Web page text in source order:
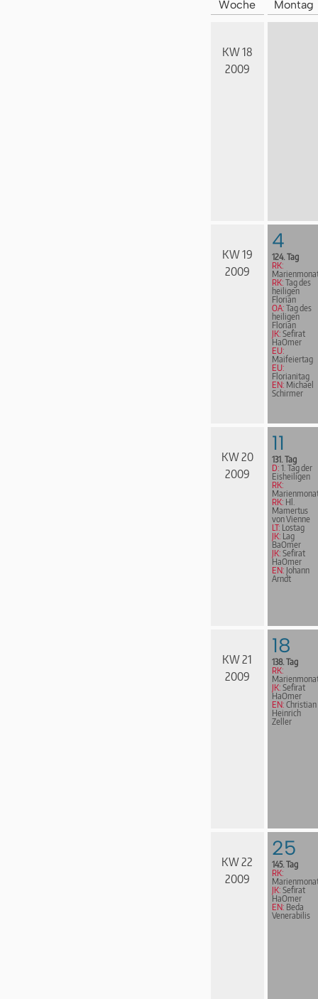
Woche Montag
KW 18
2009
KW 19
2009
4
124. Tag
RK:
RK: Tag des
heiligen
Florian
OA: Tag des
heiligen
Florian
JK: Sefirat
HaOmer
EU:
Maifeiertag
EU:
Florianitag
EN: Michael
Schirmer
KW 20
2009
11
131. Tag
D: 1. Tag der
Eisheiligen
RK:
RK: Hl.
Mamertus
von Vienne
LT: Lostag
JK: Lag
BaOmer
JK: Sefirat
HaOmer
EN: Johann
Arndt
KW 21
2009
18
138. Tag
RK:
JK: Sefirat
HaOmer
EN: Christian
Heinrich
Zeller
KW 22
2009
25
145. Tag
RK:
JK: Sefirat
HaOmer
EN: Beda
Venerabilis